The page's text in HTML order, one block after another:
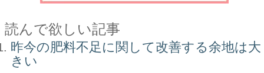
読んで欲しい記事
昨今の肥料不足に関して改善する余地は大
きい